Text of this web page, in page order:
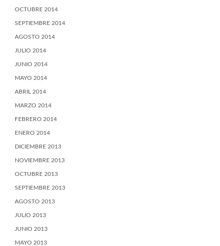
OCTUBRE 2014
SEPTIEMBRE 2014
AGOSTO 2014
JULIO 2014
JUNIO 2014
MAYO 2014
ABRIL 2014
MARZO 2014
FEBRERO 2014
ENERO 2014
DICIEMBRE 2013
NOVIEMBRE 2013
OCTUBRE 2013
SEPTIEMBRE 2013
AGOSTO 2013
JULIO 2013
JUNIO 2013
MAYO 2013